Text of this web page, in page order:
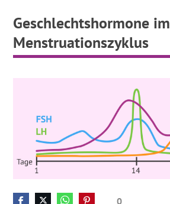
Geschlechtshormone im
Menstruationszyklus
0